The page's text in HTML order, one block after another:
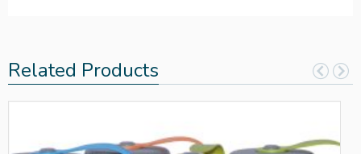
Related Products